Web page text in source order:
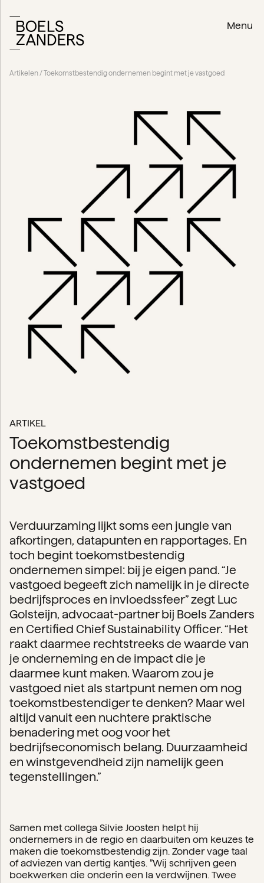
Menu
Artikelen / Toekomstbestendig ondernemen begint met je vastgoed
ARTIKEL
Toekomstbestendig
ondernemen begint met je
vastgoed
Verduurzaming lijkt soms een jungle van
afkortingen, datapunten en rapportages. En
toch begint toekomstbestendig
ondernemen simpel: bij je eigen pand. “Je
vastgoed begeeft zich namelijk in je directe
bedrijfsproces en invloedssfeer” zegt Luc
Golsteijn, advocaat-partner bij Boels Zanders
en Certified Chief Sustainability Officer. “Het
raakt daarmee rechtstreeks de waarde van
je onderneming en de impact die je
daarmee kunt maken. Waarom zou je
vastgoed niet als startpunt nemen om nog
toekomstbestendiger te denken? Maar wel
altijd vanuit een nuchtere praktische
benadering met oog voor het
bedrijfseconomisch belang. Duurzaamheid
en winstgevendheid zijn namelijk geen
tegenstellingen.”
Samen met collega Silvie Joosten helpt hij
ondernemers in de regio en daarbuiten om keuzes te
maken die toekomstbestendig zijn. Zonder vage taal
of adviezen van dertig kantjes. ”Wij schrijven geen
boekwerken die onderin een la verdwijnen. Twee